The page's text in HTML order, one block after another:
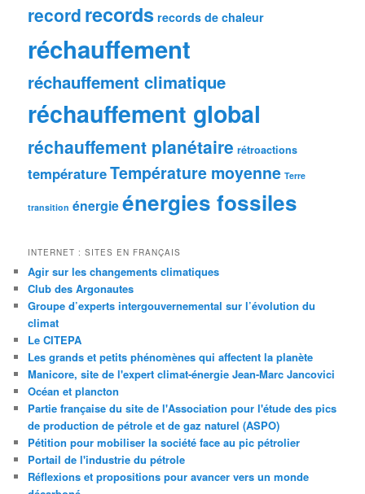
record records records de chaleur
réchauffement
réchauffement climatique
réchauffement global
réchauffement planétaire rétroactions
températureTempérature moyenne Terre
transition énergieénergies fossiles
INTERNET : SITES EN FRANÇAIS
Agir sur les changements climatiques
Club des Argonautes
Groupe d’experts intergouvernemental sur l’évolution du
climat
Le CITEPA
Les grands et petits phénomènes qui affectent la planète
Manicore, site de l'expert climat-énergie Jean-Marc Jancovici
Océan et plancton
Partie française du site de l'Association pour l'étude des pics
de production de pétrole et de gaz naturel (ASPO)
Pétition pour mobiliser la société face au pic pétrolier
Portail de l'industrie du pétrole
Réflexions et propositions pour avancer vers un monde